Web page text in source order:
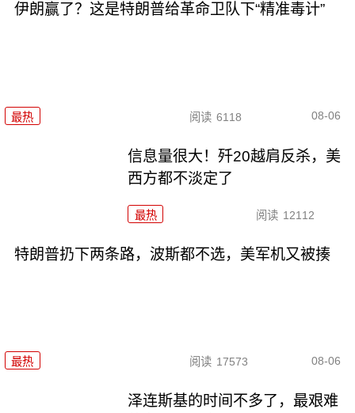
伊朗赢了？这是特朗普给革命卫队下“精准毒计”
最热 阅读 6118 08-06
信息量很大！歼20越肩反杀，美
西方都不淡定了
最热 阅读 12112
特朗普扔下两条路，波斯都不选，美军机又被揍
最热 阅读 17573 08-06
泽连斯基的时间不多了，最艰难